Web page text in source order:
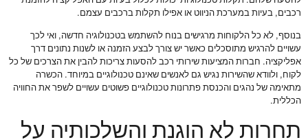
רכבים, בעיות במערכת הניווט או אפילו תקלות ברכבים עצמם.
בנוסף, לא כל הלקוחות מרגישים בנוח להשתמש בטכנולוגיה חדשה, ואי לכך
עשויים להרגיש מתוסכלים כאשר יש צורך לבצע הזמנה או לשנות נתונים דרך
אפליקציה. חברות המציעות שירותי רכב להסעות צריכות להבין את הצרכים של כל
לקוח, ולוודא שהשירות נגיש גם לאנשים שאינם טכנולוגיים במיוחד. הכשרה
מתאימה של נהגים והכנסת פתרונות טכנולוגיים פשוטים עשויים לשפר את החוויה
הכללית.
תחרות לא הוגנת והשלכותיה על